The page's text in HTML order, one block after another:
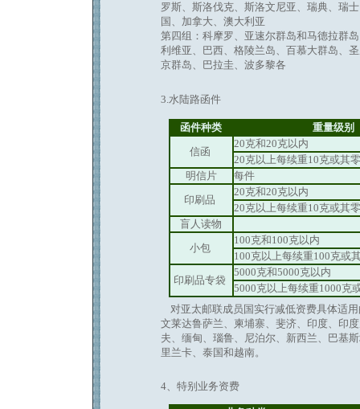
罗斯、斯洛伐克、斯洛文尼亚、瑞典、瑞
国、加拿大、澳大利亚
第四组：科摩罗、亚速尔群岛和马德拉群
利维亚、巴西、格陵兰岛、百慕大群岛、
京群岛、巴拉圭、波多黎各
3.水陆路函件
函件种类
重量级别
信函
20克和20克以内
20克以上每续重10克或其
明信片
每件
印刷品
20克和20克以内
20克以上每续重10克或其
盲人读物
小包
100克和100克以内
100克以上每续重100克或
印刷品专袋
5000克和5000克以内
5000克以上每续重1000克
对亚太邮联成员国实行减低资费具体适
文莱达鲁萨兰、柬埔寨、斐济、印度、印
夫、缅甸、瑙鲁、尼泊尔、新西兰、巴基
里兰卡、泰国和越南。
4、特别业务资费